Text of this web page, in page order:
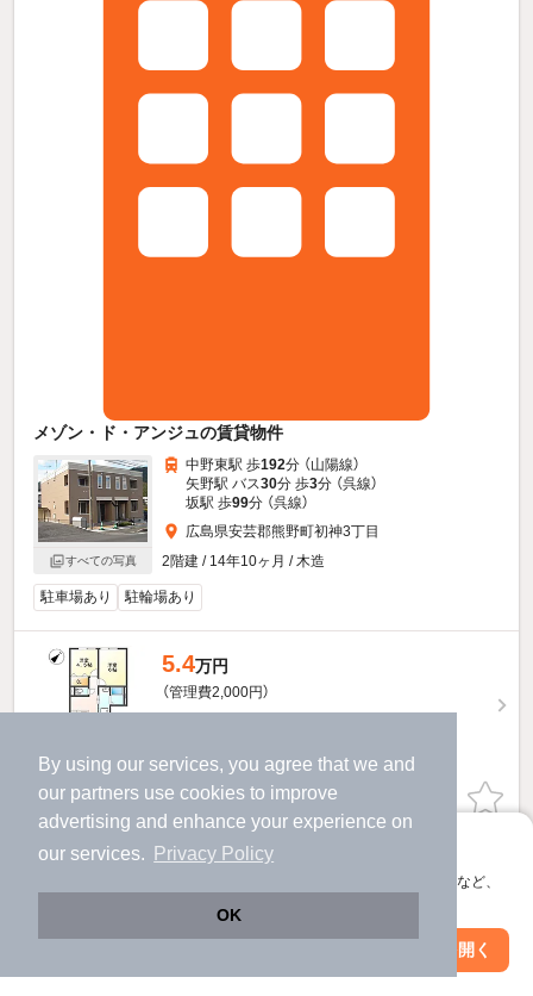
By using our services, you agree that we and
our partners use cookies to improve
advertising and enhance your experience on
our services.
Privacy Policy
OK
アプリに切り替えて、サクサクお部屋探し
会員登録なしですぐ使える。マップ検索やお気に入り保存など、
アプリを開く
メゾン・ド・アンジュの賃貸物件
すべての写真
中野東駅 歩192分 （山陽線）
矢野駅 バス30分 歩3分 （呉線）
坂駅 歩99分 （呉線）
広島県安芸郡熊野町初神3丁目
2階建 / 14年10ヶ月 / 木造
駐車場あり 駐輪場あり
5.4万円
（管理費2,000円）
1階 / 2LDK / 48.87㎡
お問い合わせ （無料）
ほか提供
メゾン・ド・アンジュのすべての部屋を見る
絞り込み条件を変更